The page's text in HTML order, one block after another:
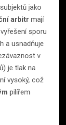
jako
arbitr mají
sporu
a usnadňuje
v
je tlak na
vysoký, což
pilířem